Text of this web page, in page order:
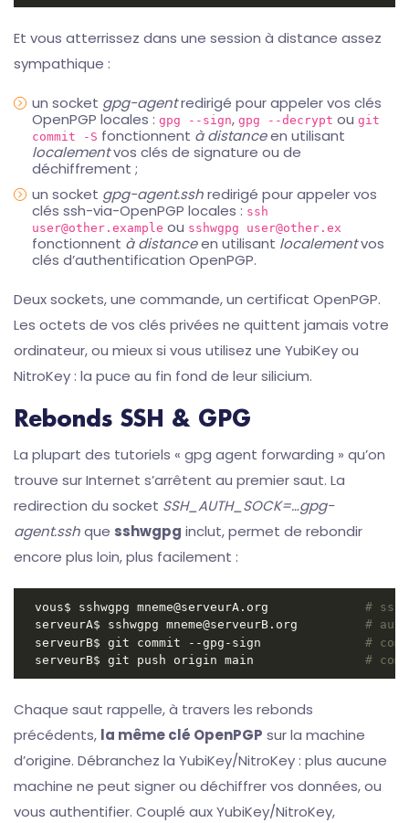
Et vous atterrissez dans une session à distance assez
sympathique :
un socket gpg-agentredirigé pour appeler vos clés
OpenPGP locales : gpg --sign, gpg --decrypt ou git
commit -S fonctionnent à distanceen utilisant
localementvos clés de signature ou de
déchiffrement ;
un socket gpg-agent.sshredirigé pour appeler vos
clés ssh-via-OpenPGP locales : ssh
user@other.example ou sshwgpg user@other.ex
fonctionnent à distanceen utilisant localementvos
clés d’authentification OpenPGP.
Deux sockets, une commande, un certificat OpenPGP.
Les octets de vos clés privées ne quittent jamais votre
ordinateur, ou mieux si vous utilisez une YubiKey ou
NitroKey : la puce au fin fond de leur silicium.
Rebonds SSH & GPG
La plupart des tutoriels « gpg agent forwarding » qu’on
trouve sur Internet s’arrêtent au premier saut. La
redirection du socket SSH_AUTH_SOCK=…gpg-
agent.sshque sshwgpg inclut, permet de rebondir
encore plus loin, plus facilement :
vous$ sshwgpg mneme@serveurA.org
# ssh
serveurA$ sshwgpg mneme@serveurB.org
#
serveurB$ git commit --gpg-sign
#
serveurB$ git push origin main
#
Chaque saut rappelle, à travers les rebonds
précédents, la même clé OpenPGP sur la machine
d’origine. Débranchez la YubiKey/NitroKey : plus aucune
machine ne peut signer ou déchiffrer vos données, ou
vous authentifier. Couplé aux YubiKey/NitroKey,